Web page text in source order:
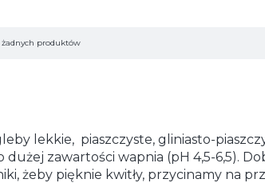
produktów
lekkie, piaszczyste, gliniasto-
dużej zawartości wapnia (pH 4,5-6,5).
żeby pięknie kwitły, przycinamy na